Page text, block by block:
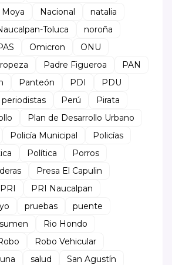
Moya Nacional
natalia
Toluca
noroña
Omicron
ONU
Padre Figueroa
PAN
Panteón PDI
PDU
periodistas Perú
Pirata
Plan de Desarrollo Urbano
Policía Municipal
Policías
Política
Porros
Presa El Capulin
PRI
PRI Naucalpan
pruebas
puente
Rio Hondo
Robo Vehicular
salud
San Agustín